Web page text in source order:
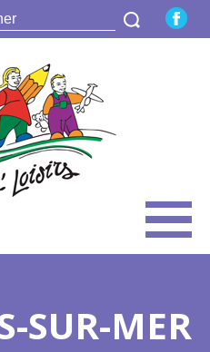
SUR-MER